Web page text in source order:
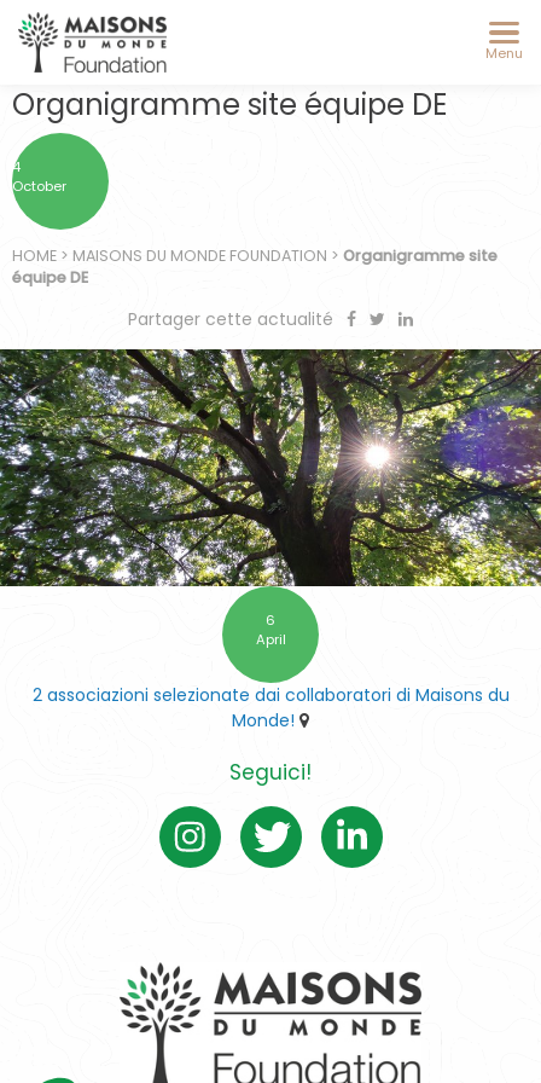
Menu
Organigramme site équipe DE
4
October
HOME > MAISONS DU MONDE FOUNDATION > Organigramme site
équipe DE
Partager cette actualité
6
April
2 associazioni selezionate dai collaboratori di Maisons du
Monde!
Seguici!